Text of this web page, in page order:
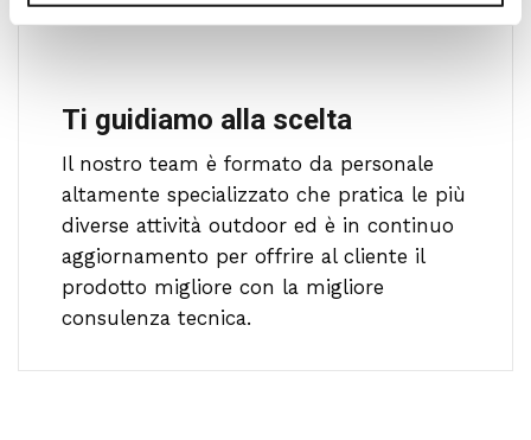
Ti guidiamo alla scelta
Il nostro team è formato da personale
altamente specializzato che pratica le più
diverse attività outdoor ed è in continuo
aggiornamento per offrire al cliente il
prodotto migliore con la migliore
consulenza tecnica.